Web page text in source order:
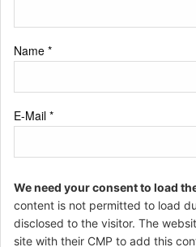
Name *
E-Mail *
We need your consent to load
content is not permitted to load
disclosed to the visitor. The
site with their CMP to add this